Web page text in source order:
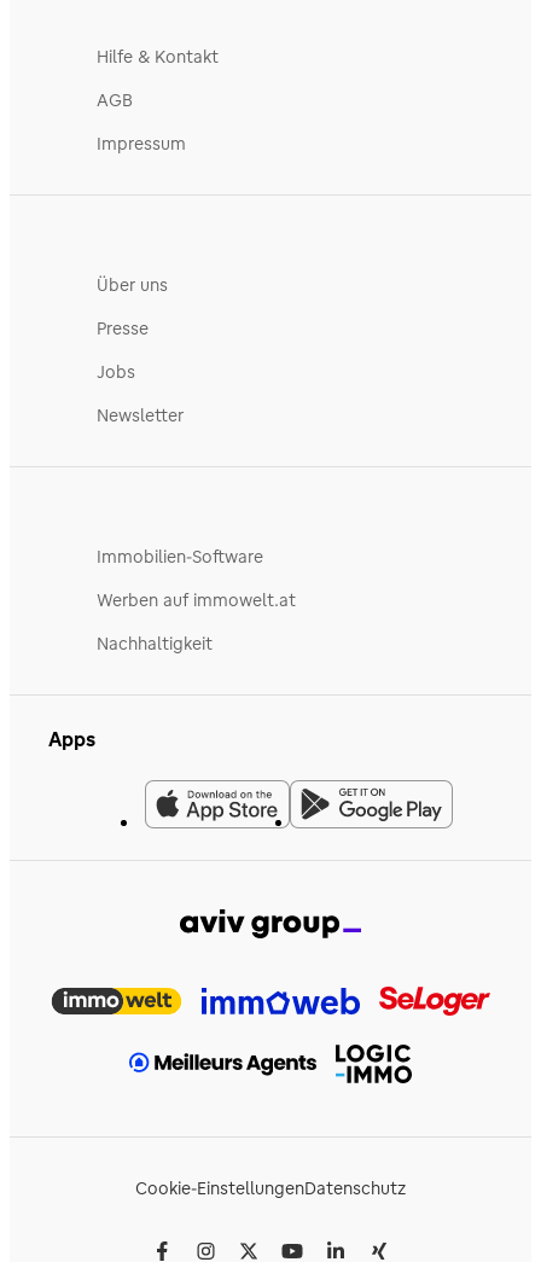
Hilfe & Kontakt
AGB
Impressum
Über uns
Presse
Jobs
Newsletter
Immobilien-Software
Werben auf immowelt.at
Nachhaltigkeit
Apps
Cookie-EinstellungenDatenschutz